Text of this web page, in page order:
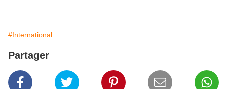
#International
Partager